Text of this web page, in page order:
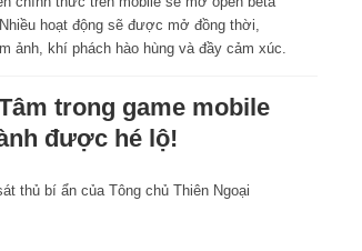
hoạt động sẽ được mở đồng thời,
ảnh, khí phách hào hùng và đầy cảm xúc.
trong game mobile
được hé lộ!
thủ bí ẩn của Tông chủ Thiên Ngoại